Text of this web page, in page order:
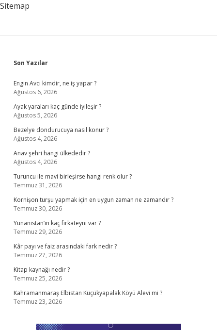
Sitemap
Sidebar
Son Yazılar
Engin Avcı kimdir, ne iş yapar ?
Ağustos 6, 2026
Ayak yaraları kaç günde iyileşir ?
Ağustos 5, 2026
Bezelye dondurucuya nasıl konur ?
Ağustos 4, 2026
Anav şehri hangi ülkededir ?
Ağustos 4, 2026
Turuncu ile mavi birleşirse hangi renk olur ?
Temmuz 31, 2026
Kornişon turşu yapmak için en uygun zaman ne zamandır ?
Temmuz 30, 2026
Yunanistan’ın kaç fırkateyni var ?
Temmuz 29, 2026
Kâr payı ve faiz arasındaki fark nedir ?
Temmuz 27, 2026
Kitap kaynağı nedir ?
Temmuz 25, 2026
Kahramanmaraş Elbistan Küçükyapalak Köyü Alevi mi ?
Temmuz 23, 2026